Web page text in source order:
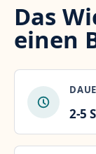
Das
einen
2-5